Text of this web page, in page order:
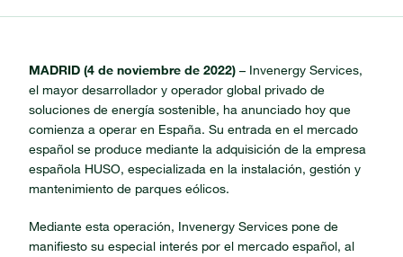
MADRID (4 de noviembre de 2022) – Invenergy Services,
el mayor desarrollador y operador global privado de
soluciones de energía sostenible, ha anunciado hoy que
comienza a operar en España. Su entrada en el mercado
español se produce mediante la adquisición de la empresa
española HUSO, especializada en la instalación, gestión y
mantenimiento de parques eólicos.
Mediante esta operación, Invenergy Services pone de
manifiesto su especial interés por el mercado español, al